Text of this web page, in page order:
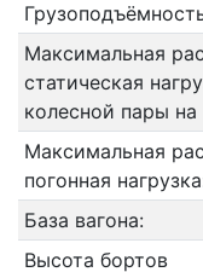
Максимальная
статическая
колесной пары
Максимальная
погонная
База вагона:
Высота бортов